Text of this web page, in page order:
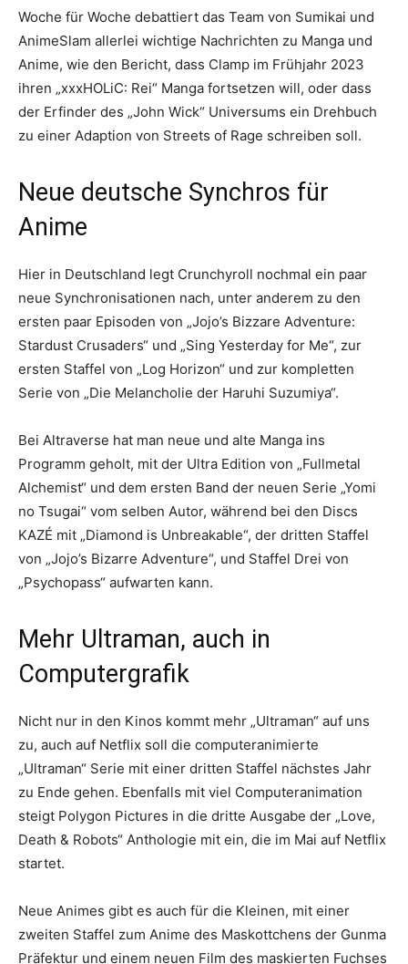
Woche für Woche debattiert das Team von Sumikai und
AnimeSlam allerlei wichtige Nachrichten zu Manga und
Anime, wie den Bericht, dass Clamp im Frühjahr 2023
ihren „xxxHOLiC: Rei“ Manga fortsetzen will, oder dass
der Erfinder des „John Wick“ Universums ein Drehbuch
zu einer Adaption von Streets of Rage schreiben soll.
Neue deutsche Synchros für
Anime
Hier in Deutschland legt Crunchyroll nochmal ein paar
neue Synchronisationen nach, unter anderem zu den
ersten paar Episoden von „Jojo’s Bizzare Adventure:
Stardust Crusaders“ und „Sing Yesterday for Me“, zur
ersten Staffel von „Log Horizon“ und zur kompletten
Serie von „Die Melancholie der Haruhi Suzumiya“.
Bei Altraverse hat man neue und alte Manga ins
Programm geholt, mit der Ultra Edition von „Fullmetal
Alchemist“ und dem ersten Band der neuen Serie „Yomi
no Tsugai“ vom selben Autor, während bei den Discs
KAZÉ mit „Diamond is Unbreakable“, der dritten Staffel
von „Jojo’s Bizarre Adventure“, und Staffel Drei von
„Psychopass“ aufwarten kann.
Mehr Ultraman, auch in
Computergrafik
Nicht nur in den Kinos kommt mehr „Ultraman“ auf uns
zu, auch auf Netflix soll die computeranimierte
„Ultraman“ Serie mit einer dritten Staffel nächstes Jahr
zu Ende gehen. Ebenfalls mit viel Computeranimation
steigt Polygon Pictures in die dritte Ausgabe der „Love,
Death & Robots“ Anthologie mit ein, die im Mai auf Netflix
startet.
Neue Animes gibt es auch für die Kleinen, mit einer
zweiten Staffel zum Anime des Maskottchens der Gunma
Präfektur und einem neuen Film des maskierten Fuchses